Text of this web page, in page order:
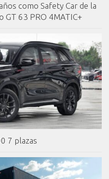
como Safety Car de la
GT 63 PRO 4MATIC+
7 plazas